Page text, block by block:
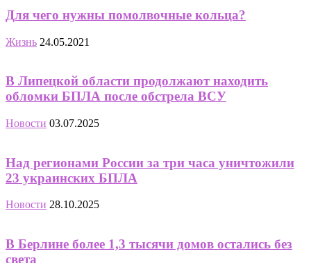
Для чего нужны помолвочные кольца?
Жизнь 24.05.2021
В Липецкой области продолжают находить
обломки БПЛА после обстрела ВСУ
Новости 03.07.2025
Над регионами России за три часа уничтожили
23 украинских БПЛА
Новости 28.10.2025
В Берлине более 1,3 тысячи домов остались без
света